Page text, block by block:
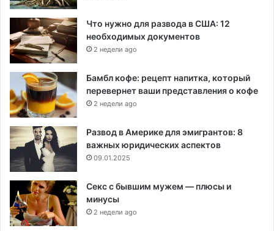
Что нужно для развода в США: 12
необходимых документов
2 недели ago
Бамбл кофе: рецепт напитка, который
перевернет ваши представления о кофе
2 недели ago
Развод в Америке для эмигрантов: 8
важных юридических аспектов
09.01.2025
Секс с бывшим мужем — плюсы и
минусы
2 недели ago